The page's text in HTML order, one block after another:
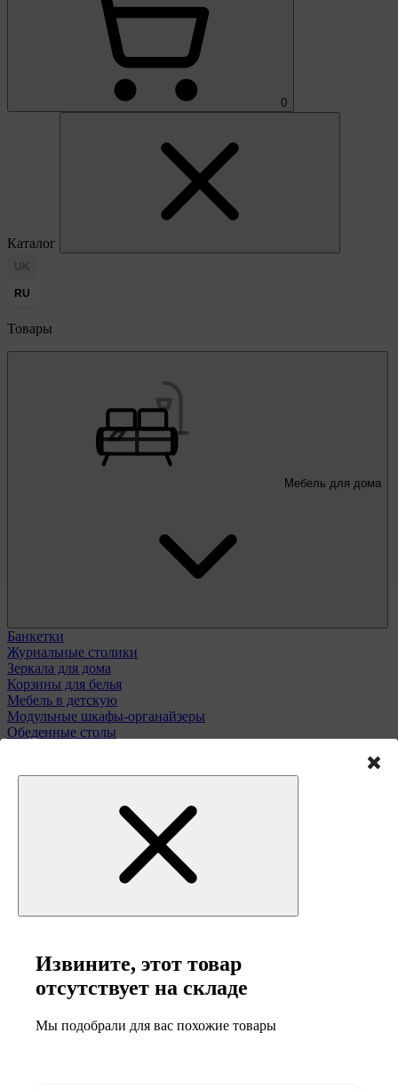
0
Каталог
UK
RU
Товары
Мебель для дома
Банкетки
Журнальные столики
Зеркала для дома
Корзины для белья
Мебель в детскую
Модульные шкафы-органайзеры
Обеденные столы
Стулья и табуреты
Извините, этот товар
отсутствует на складе
Мы подобрали для вас похожие товары